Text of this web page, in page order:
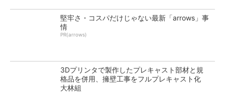
堅牢さ・コスパだけじゃない最新「arrows」事
情
PR(arrows)
3Dプリンタで製作したプレキャスト部材と規
格品を併用、擁壁工事をフルプレキャスト化
大林組